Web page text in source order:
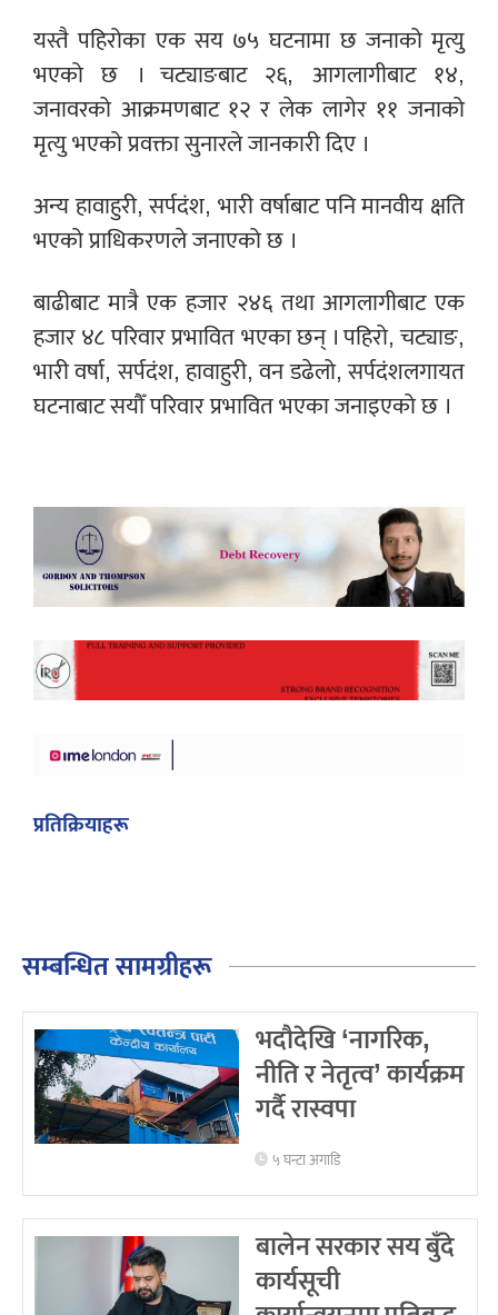
यस्तै पहिरोका एक सय ७५ घटनामा छ जनाको मृत्यु
भएको छ । चट्याङबाट २६, आगलागीबाट १४,
जनावरको आक्रमणबाट १२ र लेक लागेर ११ जनाको
मृत्यु भएको प्रवक्ता सुनारले जानकारी दिए ।
अन्य हावाहुरी, सर्पदंश, भारी वर्षाबाट पनि मानवीय क्षति
भएको प्राधिकरणले जनाएको छ ।
बाढीबाट मात्रै एक हजार २४६ तथा आगलागीबाट एक
हजार ४८ परिवार प्रभावित भएका छन् । पहिरो, चट्याङ,
भारी वर्षा, सर्पदंश, हावाहुरी, वन डढेलो, सर्पदंशलगायत
घटनाबाट सयौँ परिवार प्रभावित भएका जनाइएको छ ।
प्रतिक्रियाहरू
सम्बन्धित सामग्रीहरू
भदौदेखि ‘नागरिक,
नीति र नेतृत्व’ कार्यक्रम
गर्दै रास्वपा
५ घन्टा अगाडि
बालेन सरकार सय बुँदे
कार्यसूची